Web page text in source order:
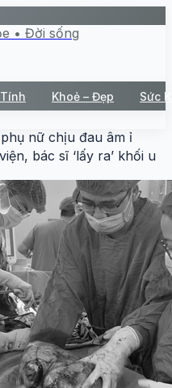
• Đời sống
Khoẻ – Đẹp Sức
nữ chịu đau âm ỉ
bác sĩ ‘lấy ra’ khối u